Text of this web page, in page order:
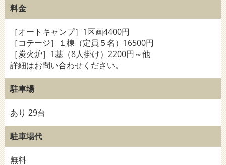
料金
［オートキャンプ］1区画4400円
［コテージ］１棟（定員５名）16500円
［炭火炉］1基（8人掛け）2200円～他
詳細はお問い合わせください。
駐車場
あり 29台
駐車場代
無料